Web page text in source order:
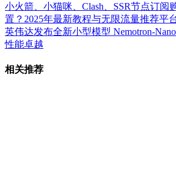
小火箭、小猫咪、Clash、SSR节点订阅
置？2025年最新教程与无限流量推荐平
英伟达发布全新小型模型 Nemotron-
性能卓越
相关推荐